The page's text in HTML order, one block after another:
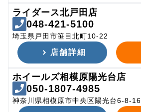
ライダース北戸田店
048-421-5100
埼玉県戸田市笹目北町10-22
店舗詳細
ホイールズ相模原陽光台店
050-1807-4985
神奈川県相模原市中央区陽光台6-8-16